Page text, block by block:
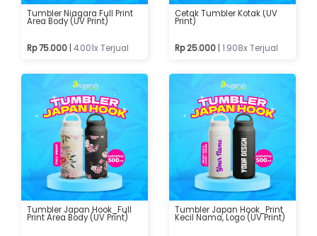
Tumbler Niagara Full Print
Area Body (UV Print)
Rp 75.000 4.001x Terjual
Cetak Tumbler Kotak (UV
Print)
Rp 25.000 1.908x Terjual
Tumbler Japan Hook_Full
Print Area Body (UV Print)
Tumbler Japan Hook_Print
Kecil Nama, Logo (UV Print)